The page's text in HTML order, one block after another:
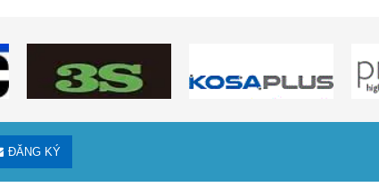
ĐĂNG KÝ